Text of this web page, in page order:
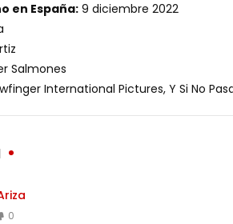
en España: 9 diciembre 2022
Salmones
International Pictures, Y Si No
0